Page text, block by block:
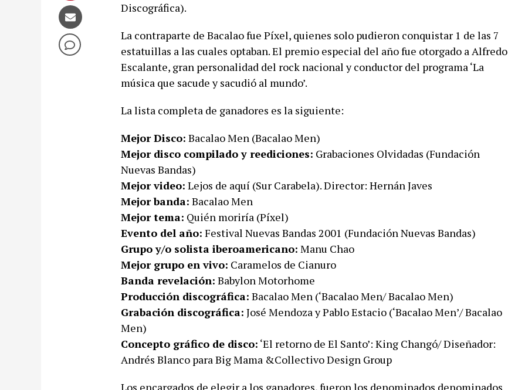
Discográfica).
La contraparte de Bacalao fue Píxel, quienes solo pudieron conquistar 1 de las 7
estatuillas a las cuales optaban. El premio especial del año fue otorgado a Alfredo
Escalante, gran personalidad del rock nacional y conductor del programa ‘La
música que sacude y sacudió al mundo’.
La lista completa de ganadores es la siguiente:
Mejor Disco: Bacalao Men (Bacalao Men)
Mejor disco compilado y reediciones: Grabaciones Olvidadas (Fundación
Nuevas Bandas)
Mejor video: Lejos de aquí (Sur Carabela). Director: Hernán Javes
Mejor banda: Bacalao Men
Mejor tema: Quién moriría (Píxel)
Evento del año: Festival Nuevas Bandas 2001 (Fundación Nuevas Bandas)
Grupo y/o solista iberoamericano: Manu Chao
Mejor grupo en vivo: Caramelos de Cianuro
Banda revelación: Babylon Motorhome
Producción discográfica: Bacalao Men (‘Bacalao Men/ Bacalao Men)
Grabación discográfica: José Mendoza y Pablo Estacio (‘Bacalao Men’/ Bacalao
Men)
Concepto gráfico de disco: ‘El retorno de El Santo’: King Changó/ Diseñador:
Andrés Blanco para Big Mama &Collectivo Design Group
Los encargados de elegir a los ganadores, fueron los denominados denominados